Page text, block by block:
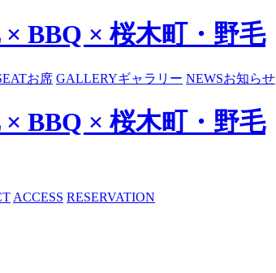
BBQ × 桜木町・野毛
お席 GALLERYギャラリー NEWSお知らせ
BBQ × 桜木町・野毛
ACCESS RESERVATION